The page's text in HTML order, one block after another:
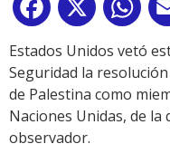
Facebook
X
Estados Unidos vetó
Seguridad la
de Palestina como
Naciones Unidas, de
observador.